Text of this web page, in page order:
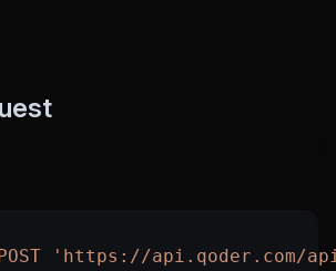
'https://api.qoder.com/